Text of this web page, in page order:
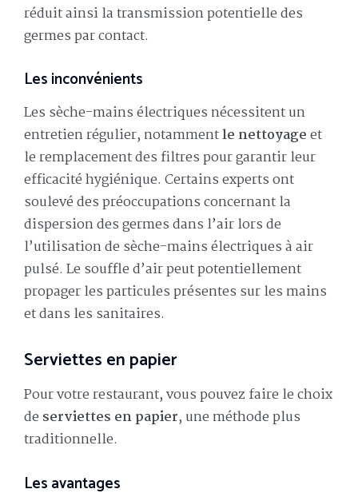
réduit ainsi la transmission potentielle des
germes par contact.
Les inconvénients
Les sèche-mains électriques nécessitent un
entretien régulier, notammentle nettoyageet
le remplacement des filtres pour garantir leur
efficacité hygiénique. Certains experts ont
soulevé des préoccupations concernant la
dispersion des germes dans l’air lors de
l’utilisation de sèche-mains électriques à air
pulsé. Le souffle d’air peut potentiellement
propager les particules présentes sur les mains
et dans les sanitaires.
Serviettes en papier
Pour votre restaurant, vous pouvez faire le choix
de serviettes en papier, une méthode plus
traditionnelle.
Les avantages